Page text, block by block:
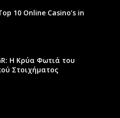
10 Online Casino’s in
Η Κρύα Φωτιά του
Στοιχήματος